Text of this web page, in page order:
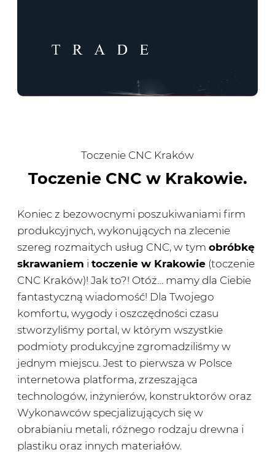
Toczenie CNC Kraków
Toczenie CNC w Krakowie.
Koniec z bezowocnymi poszukiwaniami firm
produkcyjnych, wykonujących na zlecenie
szereg rozmaitych usług CNC, w tym obróbkę
skrawaniem i toczenie w Krakowie (toczenie
CNC Kraków)! Jak to?! Otóż… mamy dla Ciebie
fantastyczną wiadomość! Dla Twojego
komfortu, wygody i oszczędności czasu
stworzyliśmy portal, w którym wszystkie
podmioty produkcyjne zgromadziliśmy w
jednym miejscu. Jest to pierwsza w Polsce
internetowa platforma, zrzeszająca
technologów, inżynierów, konstruktorów oraz
Wykonawców specjalizujących się w
obrabianiu metali, różnego rodzaju drewna i
plastiku oraz innych materiałów.